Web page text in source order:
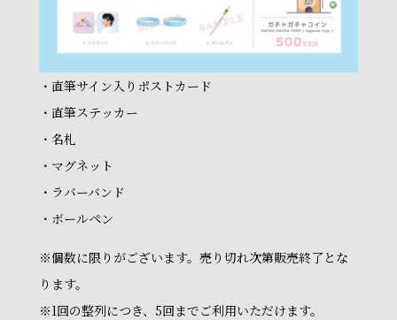
・直筆サイン入りポストカード
・直筆ステッカー
・名札
・マグネット
・ラバーバンド
・ボールペン
※個数に限りがございます。売り切れ次第販売終了とな
ります。
※1回の整列につき、5回までご利用いただけます。